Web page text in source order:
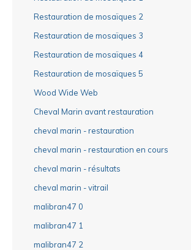
Restauration de mosaïques 2
Restauration de mosaïques 3
Restauration de mosaïques 4
Restauration de mosaïques 5
Wood Wide Web
Cheval Marin avant restauration
cheval marin - restauration
cheval marin - restauration en cours
cheval marin - résultats
cheval marin - vitrail
malibran47 0
malibran47 1
malibran47 2